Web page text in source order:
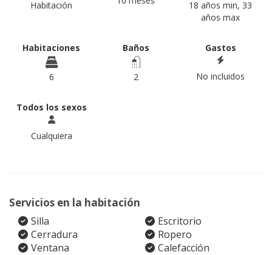
Habitación
18 años min, 33
años max
Habitaciones
6
Baños
2
Gastos
No incluidos
Todos los sexos
Cualquiera
Servicios en la habitación
Silla
Escritorio
Cerradura
Ropero
Ventana
Calefacción